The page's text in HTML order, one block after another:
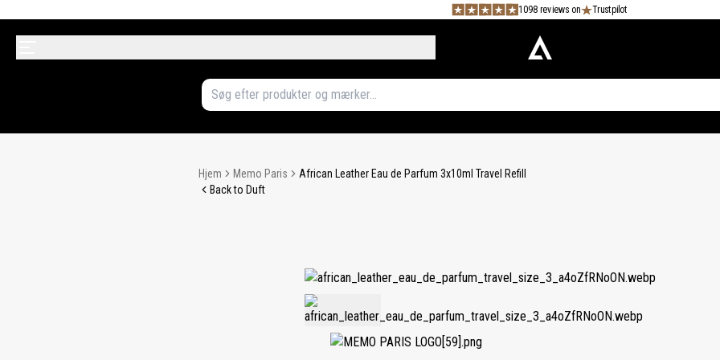
1098 reviews on Trustpilot
Hjem Memo Paris
African Leather Eau de Parfum 3x10ml Travel Refill
Back to Duft